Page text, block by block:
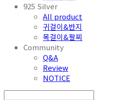
925 Silver
All product
귀걸이&반지
목걸이&팔찌
Community
Q&A
Review
NOTICE